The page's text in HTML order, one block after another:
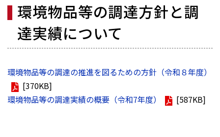
環境物品等の調達方針と調
達実績について
環境物品等の調達の推進を図るための方針（令和８年度）
[370KB]
環境物品等の調達実績の概要（令和7年度）
[587KB]